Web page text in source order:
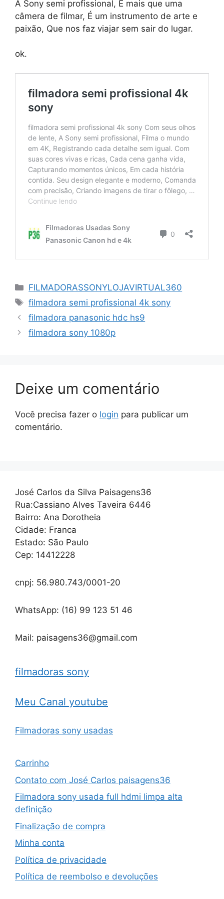
A Sony semi profissional, É mais que uma
câmera de filmar, É um instrumento de arte e
paixão, Que nos faz viajar sem sair do lugar.
ok.
Categorias
FILMADORASSONYLOJAVIRTUAL360
Tags
filmadora semi profissional 4k sony
filmadora panasonic hdc hs9
filmadora sony 1080p
Deixe um comentário
Você precisa fazer o login para publicar um
comentário.
José Carlos da Silva Paisagens36
Rua:Cassiano Alves Taveira 6446
Bairro: Ana Dorotheia
Cidade: Franca
Estado: São Paulo
Cep: 14412228
cnpj: 56.980.743/0001-20
WhatsApp: (16) 99 123 51 46
Mail: paisagens36@gmail.com
filmadoras sony
Meu Canal youtube
Filmadoras sony usadas
Carrinho
Contato com José Carlos paisagens36
Filmadora sony usada full hdmi limpa alta
definição
Finalização de compra
Minha conta
Política de privacidade
Política de reembolso e devoluções